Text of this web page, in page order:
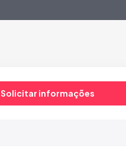
Solicitar informações